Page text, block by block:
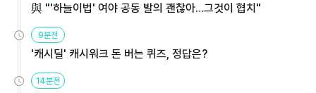
與 "'하늘이법' 여야 공동 발의 괜찮아…그것이 협치"
9분전
'캐시딜' 캐시워크 돈 버는 퀴즈, 정답은?
14분전